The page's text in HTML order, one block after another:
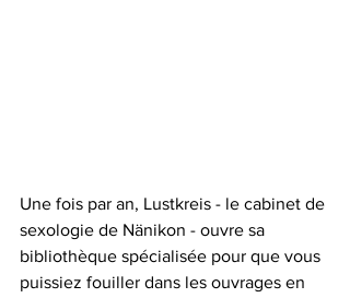
Une fois par an, Lustkreis - le cabinet de
sexologie de Nänikon - ouvre sa
bibliothèque spécialisée pour que vous
puissiez fouiller dans les ouvrages en